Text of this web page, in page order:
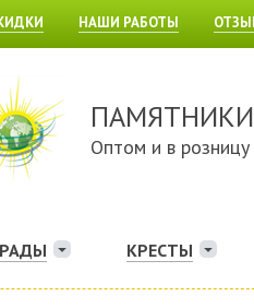
НАШИ РАБОТЫ
ПАМЯТНИКИ
Оптом и в розницу
КРЕСТЫ